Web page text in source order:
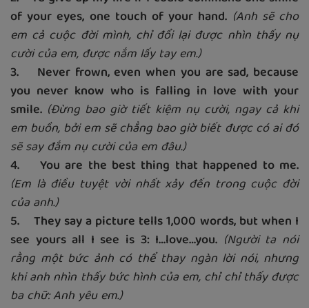
of your eyes, one touch of your hand. (Anh sẽ cho
em cả cuộc đời mình, chỉ đổi lại được nhìn thấy nụ
cười của em, được nắm lấy tay em.)
3. Never frown, even when you are sad, because
you never know who is falling in love with your
smile. (Đừng bao giờ tiết kiệm nụ cười, ngay cả khi
em buồn, bởi em sẽ chẳng bao giờ biết được có ai đó
sẽ say đắm nụ cười của em đâu.)
4. You are the best thing that happened to me.
(Em là điều tuyệt vời nhất xảy đến trong cuộc đời
của anh.)
5. They say a picture tells 1,000 words, but when I
see yours all I see is 3: I…love…you. (Người ta nói
rằng một bức ảnh có thể thay ngàn lời nói, nhưng
khi anh nhìn thấy bức hình của em, chỉ chỉ thấy được
ba chữ: Anh yêu em.)